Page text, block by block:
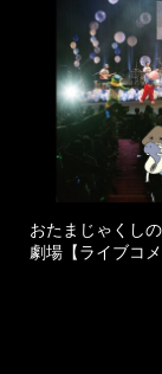
おたまじゃくし
劇場【ライブコメ